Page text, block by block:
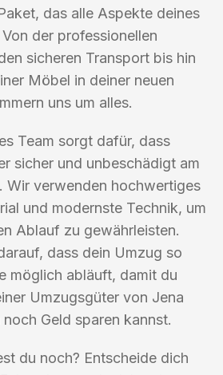
das alle Aspekte deines
der professionellen
sicheren Transport bis hin
Möbel in deiner neuen
uns um alles.
Team sorgt dafür, dass
sicher und unbeschädigt am
Wir verwenden hochwertiges
und modernste Technik, um
Ablauf zu gewährleisten.
dass dein Umzug so
möglich abläuft, damit du
Umzugsgüter von Jena
Geld sparen kannst.
du noch? Entscheide dich